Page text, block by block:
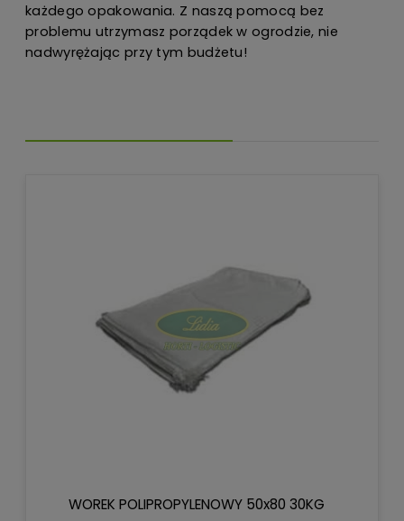
każdego opakowania. Z naszą pomocą bez
problemu utrzymasz porządek w ogrodzie, nie
nadwyrężając przy tym budżetu!
WOREK POLIPROPYLENOWY 50x80 30KG